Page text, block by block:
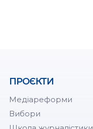
ПРОЄКТИ
Медіареформи
Вибори